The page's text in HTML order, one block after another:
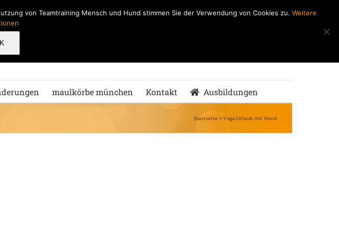
maulkörbe münchen Kontakt Ausbildungen
Startseite » Yoga-Urlaub mit Hund
von Teamtraining Mensch und Hund stimmen Sie der Verwendung von Cookies zu. Weitere